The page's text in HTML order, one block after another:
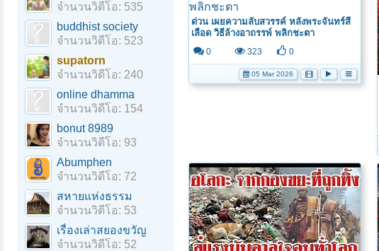
ด่วน เผยความลับสวรรค์ หลังพระจันทร์สี
เลือด วิธีล้างอาถรรพ์ พลิกชะตา
0 323 0
05 Mar 2026
1 2 3 4 5 6 → 180 ถัดไป >
จำนวนวิดีโอ: 535
buddhist society
จำนวนวิดีโอ: 523
supatorn
จำนวนวิดีโอ: 240
online dhamma
จำนวนวิดีโอ: 154
bonut 8989
จำนวนวิดีโอ: 93
Abumphen
จำนวนวิดีโอ: 72
สหายแห่งธรรม
จำนวนวิดีโอ: 53
เรื่องเล่าสยองขวัญ
จำนวนวิดีโอ: 52